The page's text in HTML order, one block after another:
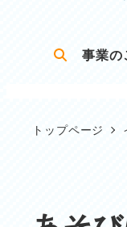
事業の
トップページ